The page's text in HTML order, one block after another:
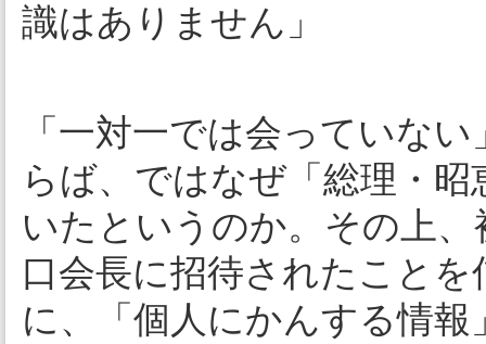
識はありません」
「一対一では会っていな
らば、ではなぜ「総理・
いたというのか。その上
口会長に招待されたこと
に、「個人にかんする情